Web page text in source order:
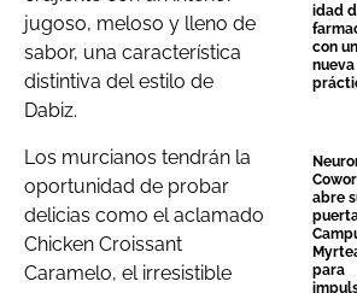
jugoso, meloso y lleno de
sabor, una característica
distintiva del estilo de
Dabiz.
Los murcianos tendrán la
oportunidad de probar
delicias como el aclamado
Chicken Croissant
Caramelo, el irresistible
idad
con
abre
para